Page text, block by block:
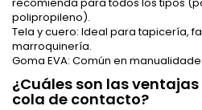
polipropileno).
Tela y cuero: Ideal para tapicería,
marroquinería.
Goma EVA: Común en
¿Cuáles son las
cola de contacto?